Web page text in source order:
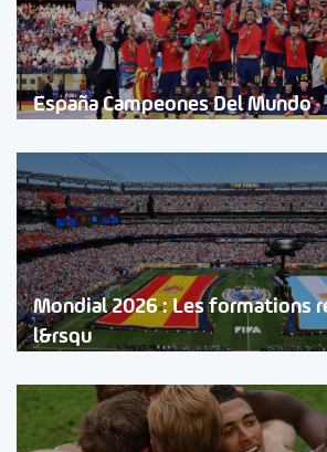
España Campeones Del Mundo
Mondial 2026 : Les formations
l&rsqu